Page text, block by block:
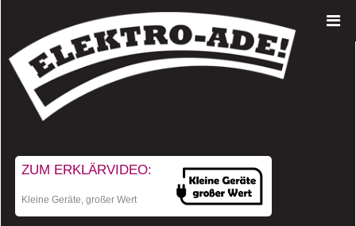
ZUM ERKLÄRVIDEO:
Kleine Geräte, großer Wert